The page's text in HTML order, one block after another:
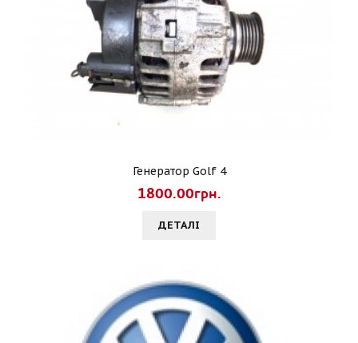
Генератор Golf 4
1800.00грн.
ДЕТАЛI